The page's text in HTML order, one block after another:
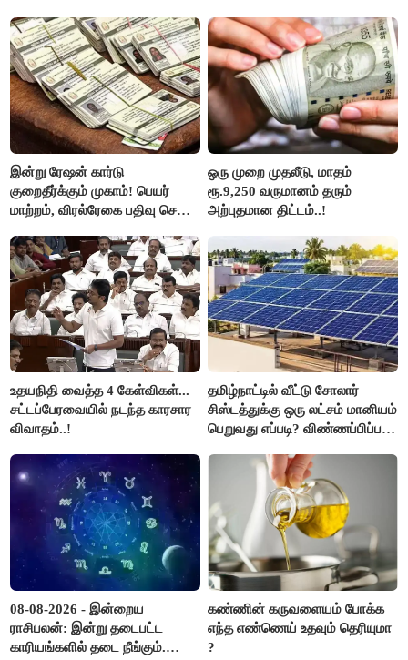
ஆதவ் அர்ஜுனா பதிலடி!
இன்று ரேஷன் கார்டு
குறைதீர்க்கும் முகாம்! பெயர்
மாற்றம், விரல்ரேகை பதிவு செய்ய
ஒரு முறை முதலீடு, மாதம்
ரூ.9,250 வருமானம் தரும்
அற்புதமான திட்டம்..!
உதயநிதி வைத்த 4 கேள்விகள்...
சட்டப்பேரவையில் நடந்த காரசார
விவாதம்..!
தமிழ்நாட்டில் வீட்டு சோலார்
சிஸ்டத்துக்கு ஒரு லட்சம் மானியம்
பெறுவது எப்படி? விண்ணப்பிப்பது
08-08-2026 - இன்றைய
ராசிபலன்: இன்று தடைபட்ட
காரியங்களில் தடை நீங்கும்.
கண்ணின் கருவளையம் போக்க
எந்த எண்ணெய் உதவும் தெரியுமா
?